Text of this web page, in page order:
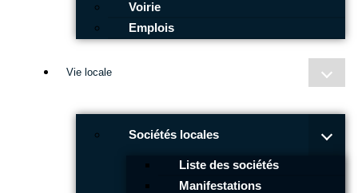
Voirie
Emplois
Vie locale
Sociétés locales
Liste des sociétés
Manifestations